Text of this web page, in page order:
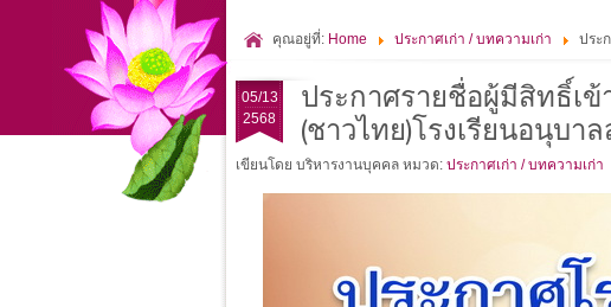
คุณอยู่ที่: Home ประกาศเก่า / บทความเก่า ประ
05/13
2568
ประกาศรายชื่อผู้มีสิทธิ์เ
(ชาวไทย)โรงเรียนอนุบา
เขียนโดย บริหารงานบุคคล หมวด: ประกาศเก่า / บทความเก่า